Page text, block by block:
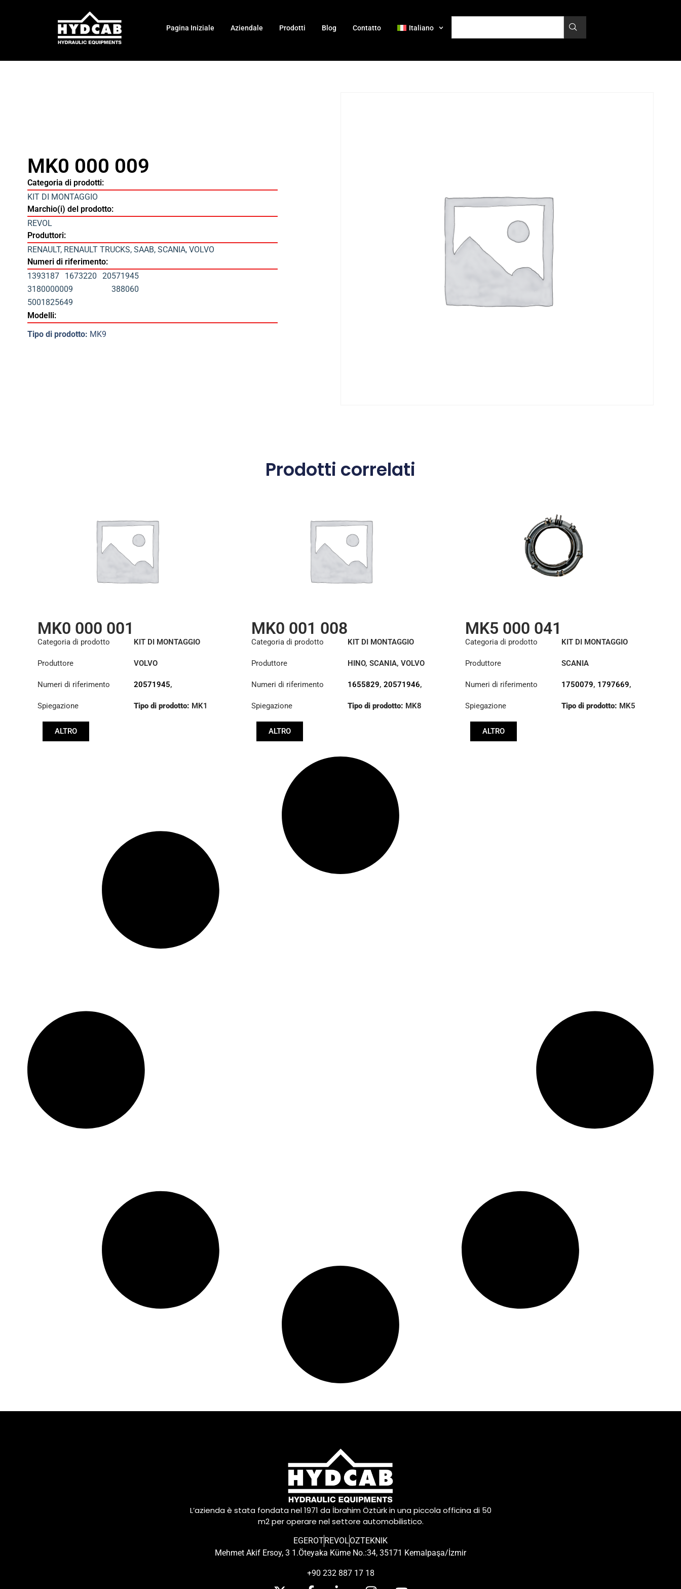
Pagina Iniziale Aziendale Prodotti Blog Contatto Italiano
MK0 000 009
Categoria di prodotti:
KIT DI MONTAGGIO
Marchio(i) del prodotto:
REVOL
Produttori:
RENAULT, RENAULT TRUCKS, SAAB, SCANIA, VOLVO
Numeri di riferimento:
1393187
1673220
20571945
3180000009
388060
5001825649
Modelli:
Tipo di prodotto: MK9
Prodotti correlati
MK0 000 001
Categoria di prodotto KIT DI MONTAGGIO
Produttore VOLVO
Numeri di riferimento 20571945,
Spiegazione
Tipo di prodotto: MK1
ALTRO
MK0 001 008
Categoria di prodotto KIT DI MONTAGGIO
Produttore HINO, SCANIA, VOLVO
Numeri di riferimento 1655829, 20571946,
3180001008,383695
Spiegazione Tipo di prodotto: MK8
ALTRO
MK5 000 041
Categoria di prodotto KIT DI MONTAGGIO
Produttore SCANIA
Numeri di riferimento 1750079, 1797669,
Spiegazione
Tipo di prodotto: MK5
ALTRO
L’azienda è stata fondata nel 1971 da İbrahim Öztürk in una piccola officina di 50
m2 per operare nel settore automobilistico.
EGEROTREVOLOZTEKNIK
Mehmet Akif Ersoy, 3 1.Öteyaka Küme No.:34, 35171 Kemalpaşa/İzmir
+90 232 887 17 18